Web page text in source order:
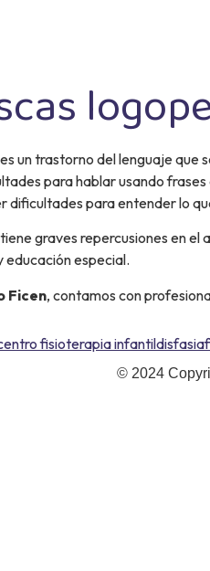
es un trastorno del lenguaje que
para hablar usando
dificultades para entender lo
tiene graves repercusiones en el
educación especial.
Ficen, contamos con
fisioterapia infantildisfasia
© 2024